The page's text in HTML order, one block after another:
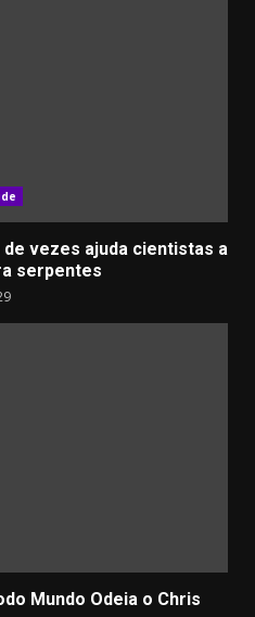
vezes ajuda cientistas a
serpentes
Mundo Odeia o Chris